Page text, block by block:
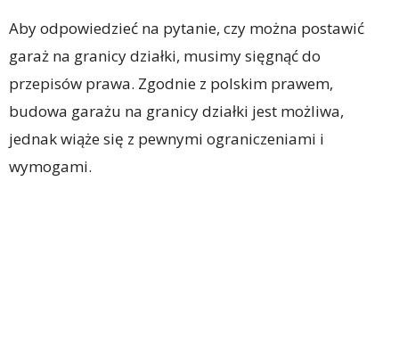
Aby odpowiedzieć na pytanie, czy można postawić
garaż na granicy działki, musimy sięgnąć do
przepisów prawa. Zgodnie z polskim prawem,
budowa garażu na granicy działki jest możliwa,
jednak wiąże się z pewnymi ograniczeniami i
wymogami.